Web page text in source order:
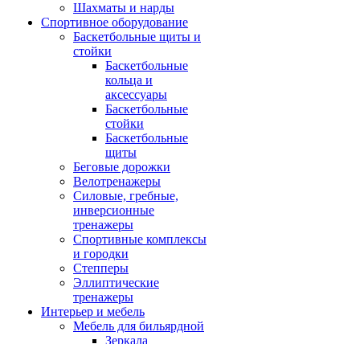
Шахматы и нарды
Спортивное оборудование
Баскетбольные щиты и
стойки
Баскетбольные
кольца и
аксессуары
Баскетбольные
стойки
Баскетбольные
щиты
Беговые дорожки
Велотренажеры
Силовые, гребные,
инверсионные
тренажеры
Спортивные комплексы
и городки
Степперы
Эллиптические
тренажеры
Интерьер и мебель
Мебель для бильярдной
Зеркала